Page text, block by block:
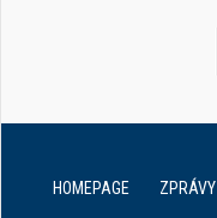
HOMEPAGE ZPRÁVY